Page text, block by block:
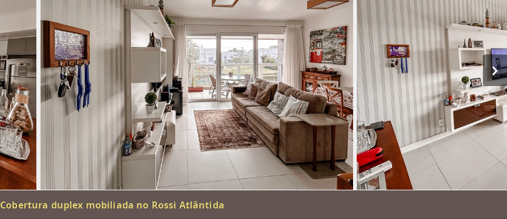
Cobertura duplex mobiliada no Rossi Atlântida